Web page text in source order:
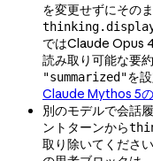
を変更せずにその
ではClaude Opus
読み取り可能な要
"summarized"を
Claude Mythos 5
別のモデルで会話
ントターンから
取り除いてください